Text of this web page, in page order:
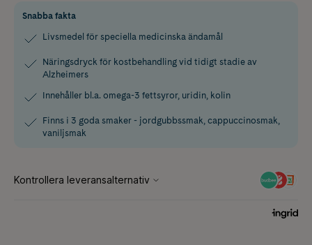
Snabba fakta
Livsmedel för speciella medicinska ändamål
Näringsdryck för kostbehandling vid tidigt stadie av
Alzheimers
Innehåller bl.a. omega-3 fettsyror, uridin, kolin
Finns i 3 goda smaker - jordgubbssmak, cappuccinosmak,
vaniljsmak